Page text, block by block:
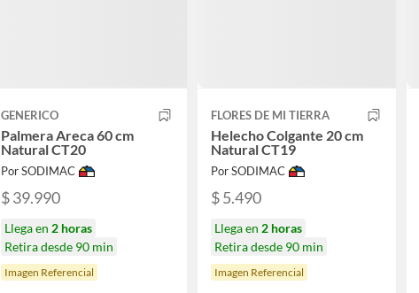
GENERICO
Palmera Areca 60 cm
Natural CT20
Por SODIMAC
$ 39.990
Llega en 2 horas
Retira desde 90 min
Imagen Referencial
FLORES DE MI TIERRA
Helecho Colgante 20 cm
Natural CT19
Por SODIMAC
$ 5.490
Llega en 2 horas
Retira desde 90 min
Imagen Referencial